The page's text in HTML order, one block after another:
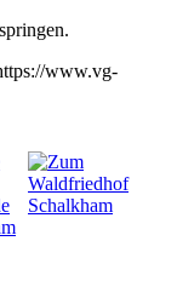
springen.
www.vg-